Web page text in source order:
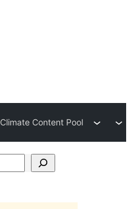
Climate Content Pool